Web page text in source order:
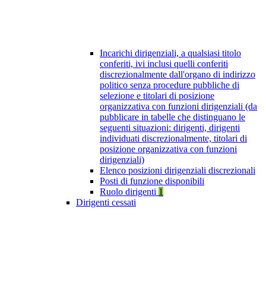
Incarichi dirigenziali, a qualsiasi titolo
conferiti, ivi inclusi quelli conferiti
discrezionalmente dall'organo di indirizzo
politico senza procedure pubbliche di
selezione e titolari di posizione
organizzativa con funzioni dirigenziali (da
pubblicare in tabelle che distinguano le
seguenti situazioni: dirigenti, dirigenti
individuati discrezionalmente, titolari di
posizione organizzativa con funzioni
dirigenziali)
Elenco posizioni dirigenziali discrezionali
Posti di funzione disponibili
Ruolo dirigenti 1
Dirigenti cessati